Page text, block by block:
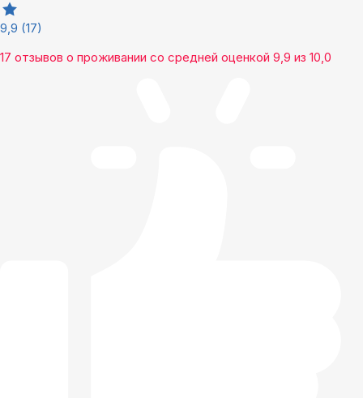
9,9 (17)
17 отзывов о проживании со средней оценкой 9,9 из 10,0